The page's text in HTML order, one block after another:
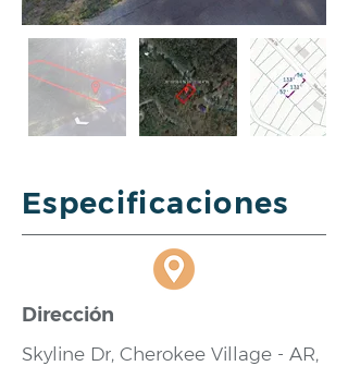
Especificaciones
Dirección
Skyline Dr, Cherokee Village - AR,